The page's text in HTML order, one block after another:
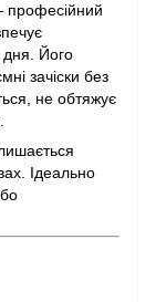
дня. Його
зачіски без
не обтяжує
Ідеально